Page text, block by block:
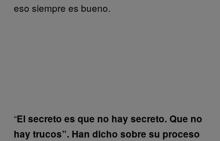
eso siempre es bueno.
“El secreto es que no hay secreto. Que no
hay trucos”. Han dicho sobre su proceso